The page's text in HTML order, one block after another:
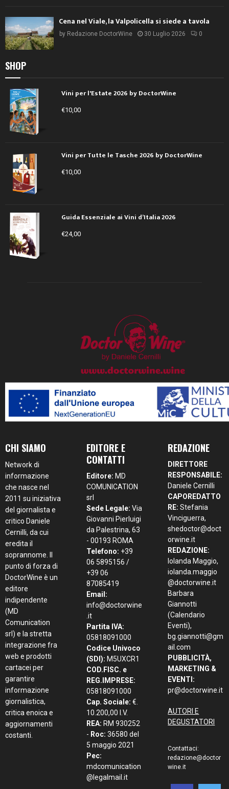
Cena nel Viale, la Valpolicella si siede a tavola
by Redazione DoctorWine 30 Luglio 2026 0
SHOP
Vini per l'Estate 2026 by DoctorWine
€10,00
Vini per Tutte le Tasche 2026 by DoctorWine
€10,00
Guida Essenziale ai Vini d’Italia 2026
€24,00
CHI SIAMO
Network di
informazione
che nasce nel
2011 su iniziativa
del giornalista e
critico Daniele
Cernilli, da cui
eredita il
soprannome. Il
punto di forza di
DoctorWine è un
editore
indipendente
(MD
Comunication
srl) e la stretta
integrazione fra
web e prodotti
cartacei per
garantire
informazione
giornalistica,
critica enoica e
aggiornamenti
costanti.
EDITORE E
CONTATTI
Editore: MD
COMUNICATION
srl
Sede Legale: Via
Giovanni Pierluigi
da Palestrina, 63
- 00193 ROMA
Telefono: +39
06 5895156 /
+39 06
87085419
Email:
info@doctorwine
.it
Partita IVA:
05818091000
Codice Univoco
(SDI): M5UXCR1
COD.FISC. e
REG.IMPRESE:
05818091000
Cap. Sociale: €.
10.200,00 I.V.
REA: RM 930252
- Roc: 36580 del
5 maggio 2021
Pec:
mdcomunication
@legalmail.it
REDAZIONE
DIRETTORE
RESPONSABILE:
Daniele Cernilli
CAPOREDATTO
RE: Stefania
Vinciguerra,
shedoctor@doct
orwine.it
REDAZIONE:
Iolanda Maggio,
iolanda.maggio
@doctorwine.it
Barbara
Giannotti
(Calendario
Eventi),
bg.giannotti@gm
ail.com
PUBBLICITÀ,
MARKETING &
EVENTI:
pr@doctorwine.it
AUTORI E
DEGUSTATORI
Contattaci:
redazione@doctor
wine.it